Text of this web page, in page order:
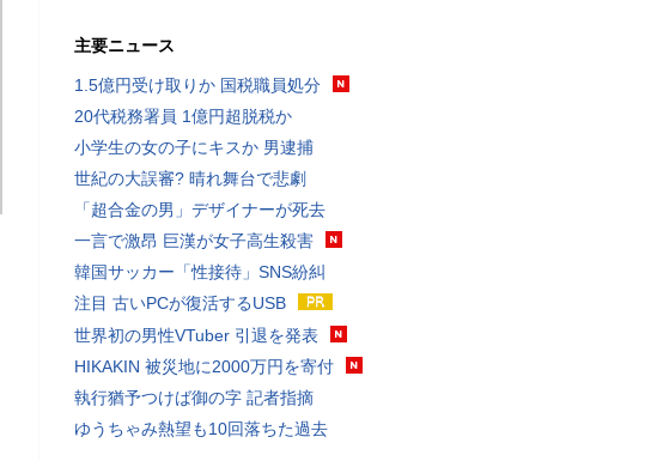
主要ニュース
1.5億円受け取りか 国税職員処分
20代税務署員 1億円超脱税か
小学生の女の子にキスか 男逮捕
世紀の大誤審? 晴れ舞台で悲劇
「超合金の男」デザイナーが死去
一言で激昂 巨漢が女子高生殺害
韓国サッカー「性接待」SNS紛糾
注目 古いPCが復活するUSB
世界初の男性VTuber 引退を発表
HIKAKIN 被災地に2000万円を寄付
執行猶予つけば御の字 記者指摘
ゆうちゃみ熱望も10回落ちた過去